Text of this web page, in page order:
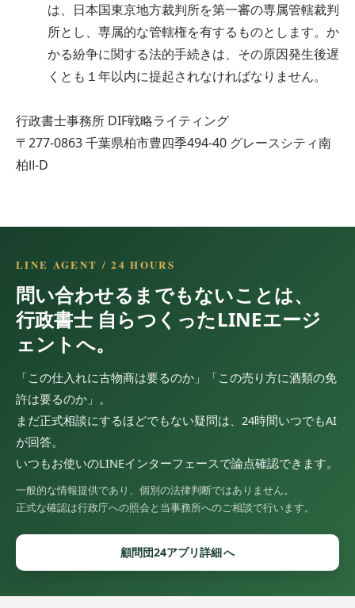
は、日本国東京地方裁判所を第一審の専属管轄裁判
所とし、専属的な管轄権を有するものとします。か
かる紛争に関する法的手続きは、その原因発生後遅
くとも１年以内に提起されなければなりません。
行政書士事務所 DIF戦略ライティング
〒277-0863 千葉県柏市豊四季494-40 グレースシティ南
柏Ⅱ-D
LINE AGENT / 24 HOURS
問い合わせるまでもないことは、
行政書士 自らつくったLINEエージ
ェントへ。
「この仕入れに古物商は要るのか」「この売り方に酒類の免
許は要るのか」。
まだ正式相談にするほどでもない疑問は、24時間いつでもAI
が回答。
いつもお使いのLINEインターフェースで論点確認できます。
一般的な情報提供であり、個別の法律判断ではありません。
正式な確認は行政庁への照会と当事務所へのご相談で行います。
顧問団24アプリ詳細